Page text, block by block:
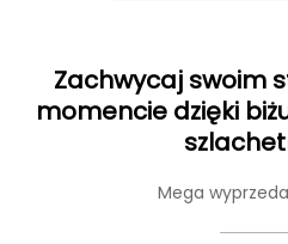
Zachwycaj swoim
momencie dzięki
Mega